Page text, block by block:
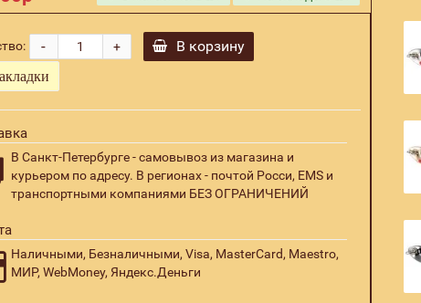
+
- В корзину
В Санкт-Петербурге - самовывоз из магазина и
курьером по адресу. В регионах - почтой Росси, EMS и
транспортными компаниями БЕЗ ОГРАНИЧЕНИЙ
Наличными, Безналичными, Visa, MasterCard, Maestro,
МИР, WebMoney, Яндекс.Деньги